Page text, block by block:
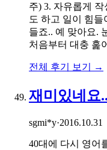
주) 3. 자유롭게 작
도 하고 일이 힘
들죠.. 예 맞아요.
처음부터 대충 훑
전체 후기 보기 →
재미있네요..
sgmi*y·2016.10.31
40대에 다시 영어